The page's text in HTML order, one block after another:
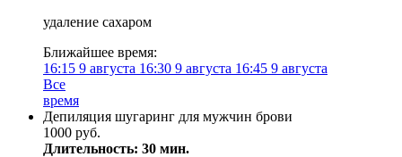
удаление сахаром
Ближайшее время:
16:15 9 августа 16:30 9 августа 16:45 9 августа
Все
время
Депиляция шугаринг для мужчин брови
1000 руб.
Длительность: 30 мин.